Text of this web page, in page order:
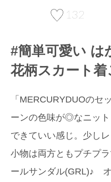
132
#簡単可愛い は
花柄スカート着
「MERCURYDUOの
ーンの色味が◎なニッ
できていい感じ。少し
小物は両方ともプチプ
ールサンダル(GRL)♪